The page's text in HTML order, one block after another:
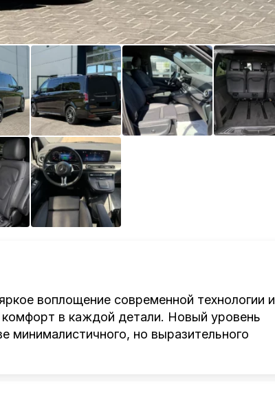
воплощение современной технологии и
комфорт в каждой детали. Новый уровень
минималистичного, но выразительного
и утончённый вкус владельца. Эта